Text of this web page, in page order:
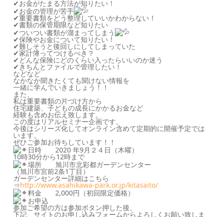
✔︎お金がたまる方法が知りたい！
✔︎お金の管理が苦手
✔︎重要書類をどう整理していいかわからない！
✔︎書類の保管期限など知りたい
✔︎ついつい書類が溜まってしまう
✔︎保険やお金について知りたい！
✔︎難しそうと後回しにしてしまっていた
✔︎家計簿ってつけるべき？
✔︎ どんな保険にどのくらい入ったらいいのか迷う
✔︎ きちんとファイルで管理したい！
などなど
なかなか聞きたくても聞けない情報を
一緒に学んでいきましょう！！
また、
私は重要書類の片づけ方から
住宅建築、子どもの成長にかかるお金など
経験も含めお伝え致します。
この度はリアルセミナー企画です。
今後はシリーズ化してオンライン含めて定期的に開催予定では
います。
ぜひご参加お待ちしています！！
日時 2020 年9月２４日（木曜）
10時30分から12時まで
場所 旭川市北彩都ガーデンセンター
（旭川市宮前2条1丁目）
ガーデンセンター詳細はこちら
⇒http://www.asahikawa-park.or.jp/kitasaito/
料金 2,000円（初回限定価格）
お申込
参加ご希望の方は参加ボタン押した後、
下記 サイトのお申し込みフォームからよろしくお願い致しま